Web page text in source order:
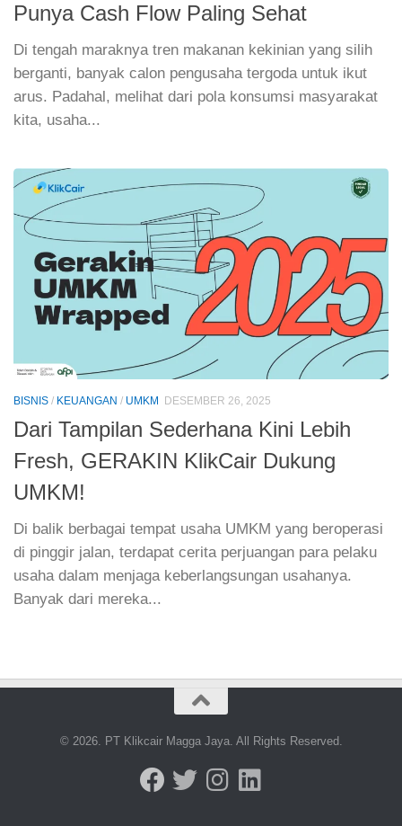
Punya Cash Flow Paling Sehat
Di tengah maraknya tren makanan kekinian yang silih
berganti, banyak calon pengusaha tergoda untuk ikut
arus. Padahal, melihat dari pola konsumsi masyarakat
kita, usaha...
BISNIS / KEUANGAN / UMKM DESEMBER 26, 2025
Dari Tampilan Sederhana Kini Lebih
Fresh, GERAKIN KlikCair Dukung
UMKM!
Di balik berbagai tempat usaha UMKM yang beroperasi
di pinggir jalan, terdapat cerita perjuangan para pelaku
usaha dalam menjaga keberlangsungan usahanya.
Banyak dari mereka...
© 2026. PT Klikcair Magga Jaya. All Rights Reserved.